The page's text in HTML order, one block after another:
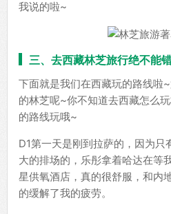
我说的啦~
三、去西藏林芝旅行绝不能
下面就是我们在西藏玩的路线啦
的林芝呢~你不知道去西藏怎么
的路线玩哦~
D1第一天是刚到拉萨的，因为只
大的排场的，乐彤拿着哈达在等
星供氧酒店，真的很舒服，和内
的缓解了我的疲劳。